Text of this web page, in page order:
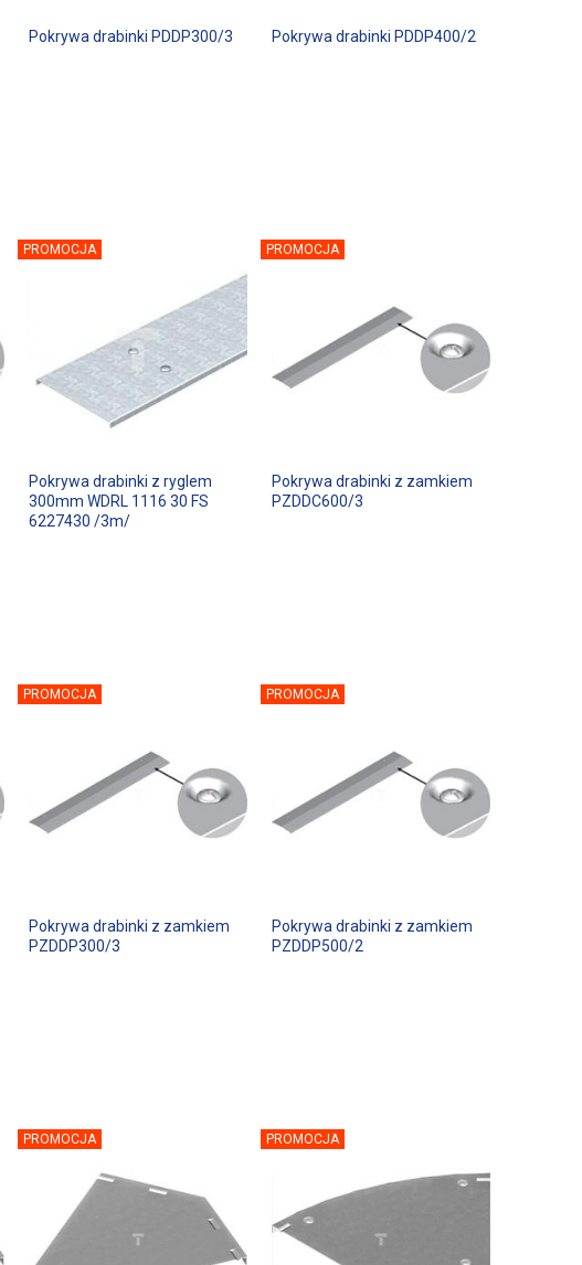
Pokrywa drabinki PDDP300/3 Pokrywa drabinki PDDP400/2
PROMOCJA
Pokrywa drabinki z ryglem
300mm WDRL 1116 30 FS
6227430 /3m/
PROMOCJA
Pokrywa drabinki z zamkiem
PZDDC600/3
PROMOCJA
Pokrywa drabinki z zamkiem
PZDDP300/3
PROMOCJA
Pokrywa drabinki z zamkiem
PZDDP500/2
PROMOCJA PROMOCJA